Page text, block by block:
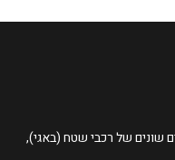
שונים של רכבי שטח (באגי),